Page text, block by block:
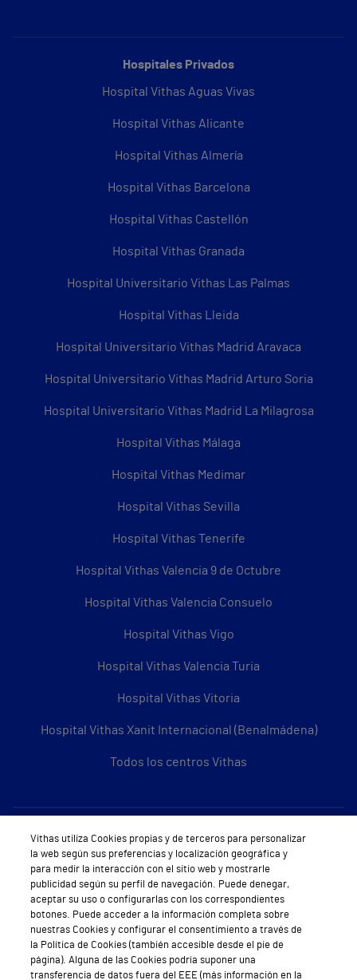
Hospitales Privados
Hospital Vithas Aguas Vivas
Hospital Vithas Alicante
Hospital Vithas Almería
Hospital Vithas Barcelona
Hospital Vithas Castellón
Hospital Vithas Granada
Hospital Universitario Vithas Las Palmas
Hospital Vithas Lleida
Hospital Universitario Vithas Madrid Aravaca
Hospital Universitario Vithas Madrid Arturo Soria
Hospital Universitario Vithas Madrid La Milagrosa
Hospital Vithas Málaga
Hospital Vithas Medimar
Hospital Vithas Sevilla
Hospital Vithas Tenerife
Hospital Vithas Valencia 9 de Octubre
Hospital Vithas Valencia Consuelo
Hospital Vithas Vigo
Hospital Vithas Valencia Turia
Hospital Vithas Vitoria
Hospital Vithas Xanit Internacional (Benalmádena)
Todos los centros Vithas
Sobre Vithas
Quiénes somos
Trabajar en Vithas
Teléfono Cita Médica
Teléfono Atención al Cliente
Vithas utiliza Cookies propias y de terceros para personalizar
la web según sus preferencias y localización geográfica y
para medir la interacción con el sitio web y mostrarle
publicidad según su perfil de navegación. Puede denegar,
aceptar su uso o configurarlas con los correspondientes
botones. Puede acceder a la información completa sobre
nuestras Cookies y configurar el consentimiento a través de
la Política de Cookies (también accesible desde el pie de
página). Alguna de las Cookies podría suponer una
transferencia de datos fuera del EEE (más información en la